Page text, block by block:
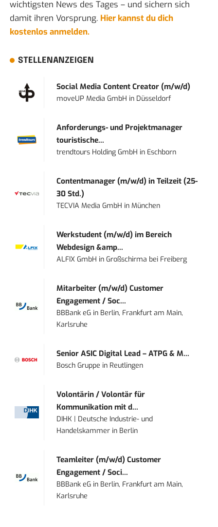
wichtigsten News des Tages – und sichern sich
damit ihren Vorsprung. Hier kannst du dich
kostenlos anmelden.
STELLENANZEIGEN
Social Media Content Creator (m/w/d)
moveUP Media GmbH in Düsseldorf
Anforderungs- und Projektmanager
touristische...
trendtours Holding GmbH in Eschborn
Contentmanager (m/w/d) in Teilzeit (25-
30 Std.)
TECVIA Media GmbH inMünchen
Werkstudent (m/w/d) im Bereich
Webdesign &amp...
ALFIX GmbH inGroßschirma bei Freiberg
Mitarbeiter (m/w/d) Customer
Engagement / Soc...
BBBank eG in Berlin, Frankfurt am Main,
Karlsruhe
Senior ASIC Digital Lead – ATPG & M...
Bosch Gruppe in Reutlingen
Volontärin / Volontär für
Kommunikation mit d...
DIHK | Deutsche Industrie- und
Handelskammer in Berlin
Teamleiter (m/w/d) Customer
Engagement / Soci...
BBBank eG in Berlin, Frankfurt am Main,
Karlsruhe